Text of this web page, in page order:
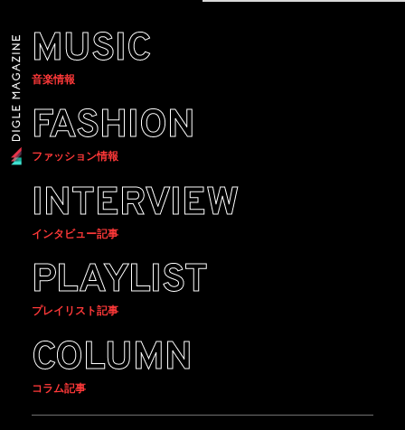
MUSIC
音楽情報
FASHION
ファッション情報
INTERVIEW
インタビュー記事
PLAYLIST
プレイリスト記事
COLUMN
コラム記事